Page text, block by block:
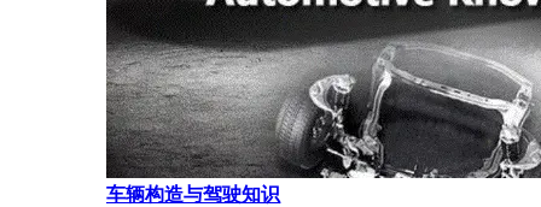
车辆构造与驾驶知识